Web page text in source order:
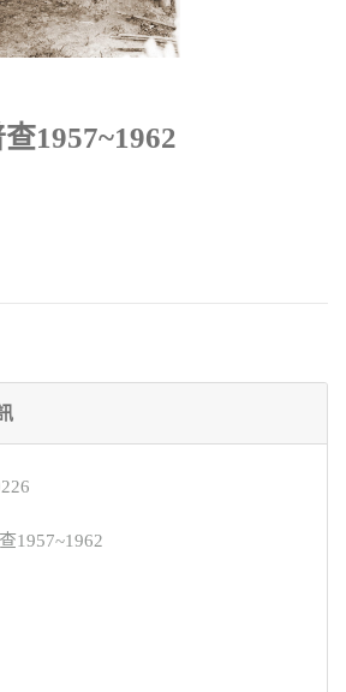
1957~1962
1957~1962